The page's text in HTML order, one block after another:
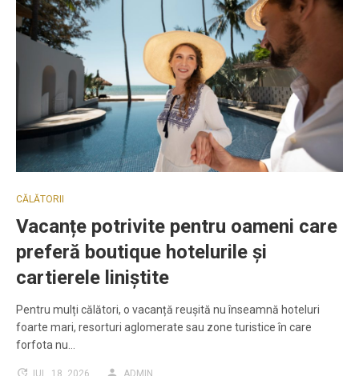
CĂLĂTORII
Vacanțe potrivite pentru oameni care
preferă boutique hotelurile și
cartierele liniștite
Pentru mulți călători, o vacanță reușită nu înseamnă hoteluri
foarte mari, resorturi aglomerate sau zone turistice în care
forfota nu…
IUL. 18, 2026 ADMIN